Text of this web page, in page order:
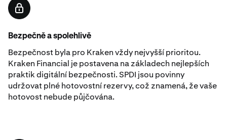
Bezpečně a spolehlivě
Bezpečnost byla pro Kraken vždy nejvyšší prioritou.
Kraken Financial je postavena na základech nejlepších
praktik digitální bezpečnosti. SPDI jsou povinny
udržovat plné hotovostní rezervy, což znamená, že vaše
hotovost nebude půjčována.